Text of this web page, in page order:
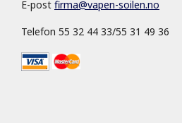
E-post firma@vapen-soilen.no
Telefon 55 32 44 33/55 31 49 36